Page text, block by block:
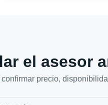
el asesor
precio,